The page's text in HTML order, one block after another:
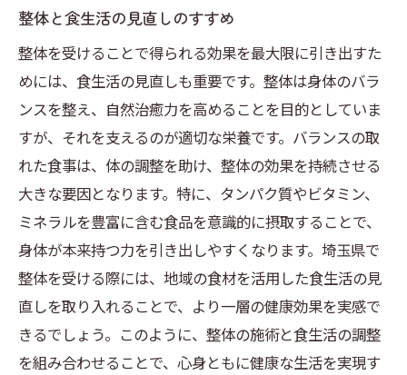
整体と食生活の見直しのすすめ
整体を受けることで得られる効果を最大限に引き出すた
めには、食生活の見直しも重要です。整体は身体のバラ
ンスを整え、自然治癒力を高めることを目的としていま
すが、それを支えるのが適切な栄養です。バランスの取
れた食事は、体の調整を助け、整体の効果を持続させる
大きな要因となります。特に、タンパク質やビタミン、
ミネラルを豊富に含む食品を意識的に摂取することで、
身体が本来持つ力を引き出しやすくなります。埼玉県で
整体を受ける際には、地域の食材を活用した食生活の見
直しを取り入れることで、より一層の健康効果を実感で
きるでしょう。このように、整体の施術と食生活の調整
を組み合わせることで、心身ともに健康な生活を実現す